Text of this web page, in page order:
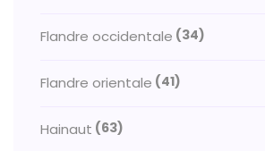
Flandre occidentale (34)
Flandre orientale (41)
Hainaut (63)